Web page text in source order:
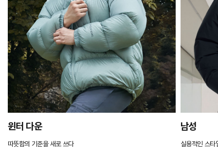
윈터 다운
따뜻함의 기준을 새로 쓰다
남성
실용적인 스타